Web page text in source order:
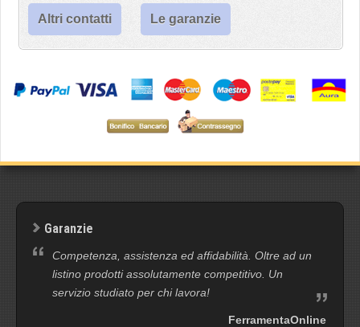
Altri contatti Le garanzie
Garanzie
Competenza, assistenza ed affidabilità. Oltre ad un
listino prodotti assolutamente competitivo. Un
servizio studiato per chi lavora!
FerramentaOnline